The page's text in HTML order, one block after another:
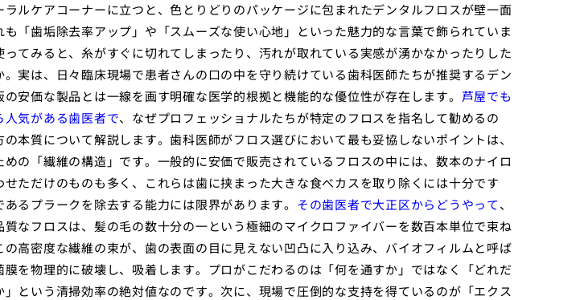
ラルケアコーナーに立つと、色とりどりのパッケージに包まれたデンタルフロスが壁一面
「歯垢除去率アップ」や「スムーズな使い心地」といった魅力的な言葉で飾られていま
てみると、糸がすぐに切れてしまったり、汚れが取れている実感が湧かなかったりした
実は、日々臨床現場で患者さんの口の中を守り続けている歯科医師たちが推奨するデン
安価な製品とは一線を画す明確な医学的根拠と機能的な優位性が存在します。 芦屋でも
気がある歯医者で、なぜプロフェッショナルたちが特定のフロスを指名して勧めるの
本質について解説します。歯科医師がフロス選びにおいて最も妥協しないポイントは、
めの「繊維の構造」です。一般的に安価で販売されているフロスの中には、数本のナイロ
せただけのものも多く、これらは歯に挟まった大きな食べカスを取り除くには十分です
るプラークを除去する能力には限界があります。 その歯医者で大正区からどうやって、
なフロスは、髪の毛の数十分の一という極細のマイクロファイバーを数百本単位で束ね
の高密度な繊維の束が、歯の表面の目に見えない凹凸に入り込み、バイオフィルムと呼ば
を物理的に破壊し、吸着します。プロがこだわるのは「何を通すか」ではなく「どれだ
という清掃効率の絶対値なのです。次に、現場で圧倒的な支持を得ているのが「エクス